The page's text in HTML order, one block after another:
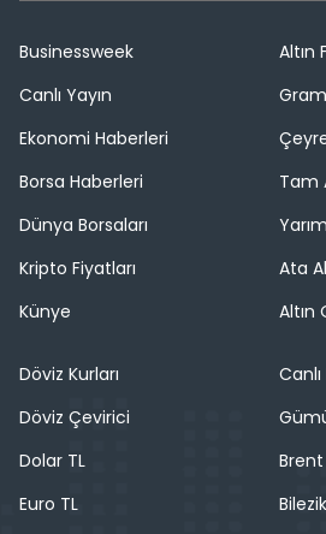
Businessweek
Canlı Yayın
Ekonomi Haberleri
Borsa Haberleri
Dünya Borsaları
Kripto Fiyatları
Künye
Altın
Gram
Tam
Ata
Altın
Döviz Kurları
Döviz Çevirici
Dolar TL
Euro TL
Brent